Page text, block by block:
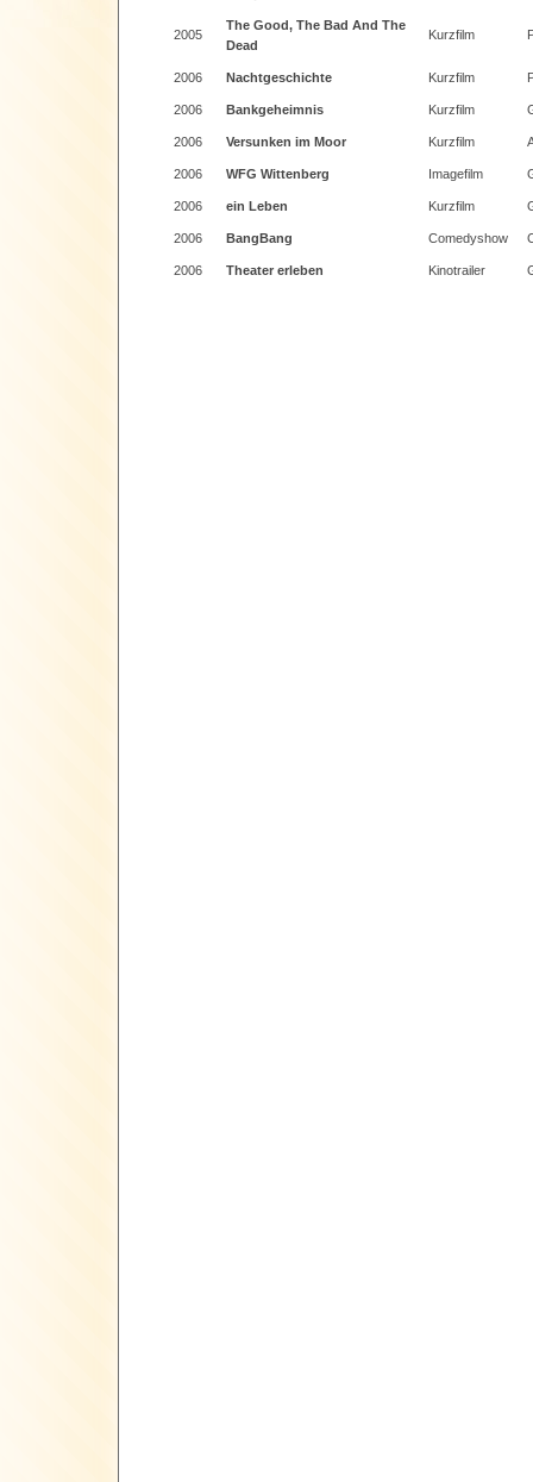
2005
The Good, The Bad And The
Dead
Kurzfilm
2006 Nachtgeschichte Kurzfilm
2006 Bankgeheimnis Kurzfilm
2006 Versunken im Moor Kurzfilm
2006 WFG Wittenberg Imagefilm
2006 ein Leben Kurzfilm
2006 BangBang Comedyshow
2006 Theater erleben Kinotrailer